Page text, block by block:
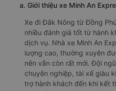
a. Giới thiệu xe Minh An
Xe đi Đắk Nông từ Đồng
nhiều đánh giá tốt từ hành
dịch vụ. Nhà xe Minh An
lượng cao, thường xuyên
nên vẫn còn rất mới. Đội
chuyên nghiệp, tài xế giàu
trợ hành khách đến khi kết